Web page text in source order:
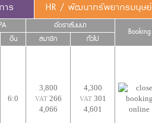
าร HR / พัฒนาทรัพยากรมนุษย์
อัตราสัมมนา
Booking
อื่น สมาชิก ทั่วไป
6:0
3,800
VAT266
4,066
4,300
VAT301
4,601